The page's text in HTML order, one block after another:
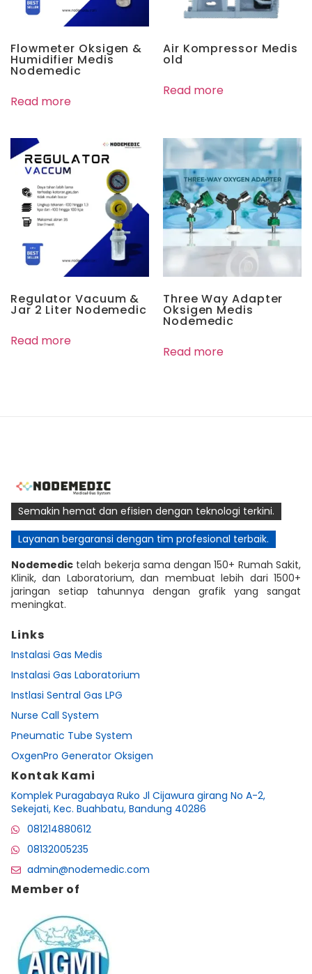
Flowmeter Oksigen &
Humidifier Medis
Nodemedic
Read more
Air Kompressor Medis
old
Read more
Regulator Vacuum &
Jar 2 Liter Nodemedic
Read more
Three Way Adapter
Oksigen Medis
Nodemedic
Read more
Semakin hemat dan efisien dengan teknologi terkini.
Layanan bergaransi dengan tim profesional terbaik.
Nodemedic telah bekerja sama dengan 150+ Rumah Sakit,
Klinik, dan Laboratorium, dan membuat lebih dari 1500+
jaringan setiap tahunnya dengan grafik yang sangat
meningkat.
Links
Instalasi Gas Medis
Instalasi Gas Laboratorium
Instlasi Sentral Gas LPG
Nurse Call System
Pneumatic Tube System
OxgenPro Generator Oksigen
Kontak Kami
Komplek Puragabaya Ruko Jl Cijawura girang No A-2,
Sekejati, Kec. Buahbatu, Bandung 40286
081214880612
08132005235
admin@nodemedic.com
Member of